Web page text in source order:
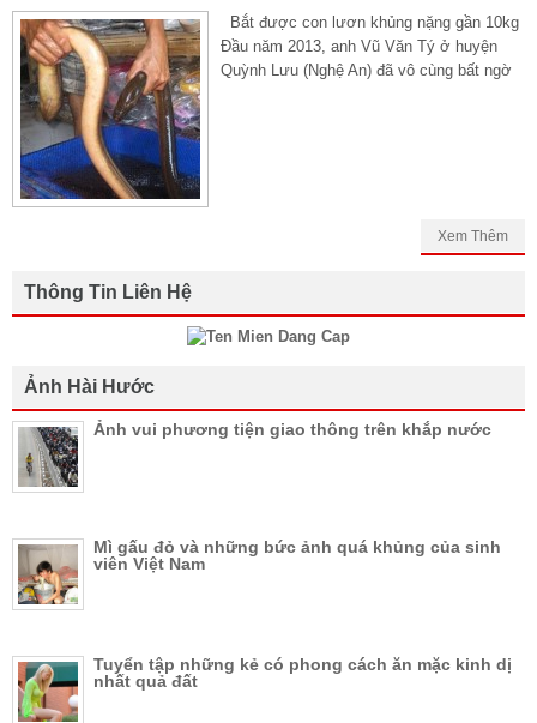
Bắt được con lươn khủng nặng gần 10kg
Đầu năm 2013, anh Vũ Văn Tý ở huyện
Quỳnh Lưu (Nghệ An) đã vô cùng bất ngờ
Xem Thêm
Thông Tin Liên Hệ
Ảnh Hài Hước
Ảnh vui phương tiện giao thông trên khắp nước
Mì gấu đỏ và những bức ảnh quá khủng của sinh
viên Việt Nam
Tuyển tập những kẻ có phong cách ăn mặc kinh dị
nhất quả đất